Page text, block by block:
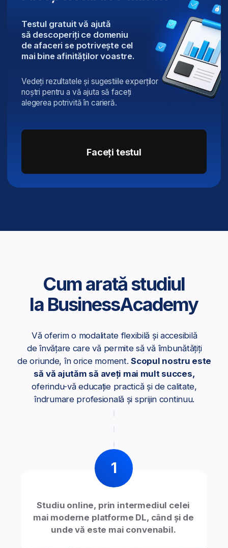
Corina Mihăilă-Georgescu
Executive Business Program
Certificate internaționale
confirmată de cele mai mari instituții
și organizații internaționale, precum
Cambridge, ICM și altele.
Garanție 100%
Profesori calificați și suport
profesorilor și mentorilor, precum
și de interacțiune cu colegii, atât live,
cât și prin forumuri și chaturi.
cunoștințele în muncă
Chiar și după finalizarea școlarizării, prin
intermediul Centrului pentru Dezvoltarea
Carierei, lucrăm pentru a vă oferi o cale
Experiență practică